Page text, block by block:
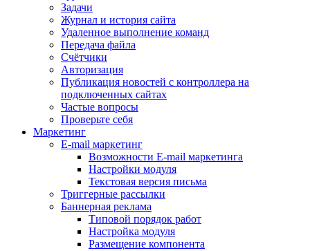
Задачи
Журнал и история сайта
Удаленное выполнение команд
Передача файла
Счётчики
Авторизация
Публикация новостей с контроллера на
подключенных сайтах
Частые вопросы
Проверьте себя
Маркетинг
E-mail маркетинг
Возможности E-mail маркетинга
Настройки модуля
Текстовая версия письма
Триггерные рассылки
Баннерная реклама
Типовой порядок работ
Настройка модуля
Размещение компонента